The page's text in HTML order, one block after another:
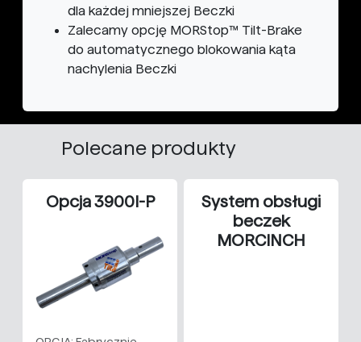
dla każdej mniejszej Beczki
Zalecamy opcję MORStop™ Tilt-Brake
do automatycznego blokowania kąta
nachylenia Beczki
Polecane produkty
Opcja 3900I-P
System obsługi
beczek
MORCINCH